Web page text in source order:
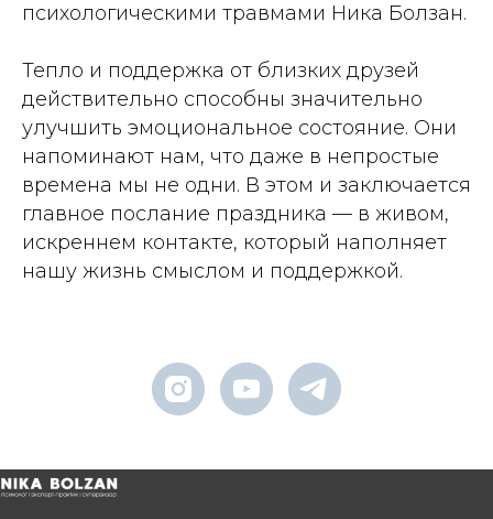
психологическими травмами Ника Болзан.
Тепло и поддержка от близких друзей
действительно способны значительно
улучшить эмоциональное состояние. Они
напоминают нам, что даже в непростые
времена мы не одни. В этом и заключается
главное послание праздника — в живом,
искреннем контакте, который наполняет
нашу жизнь смыслом и поддержкой.